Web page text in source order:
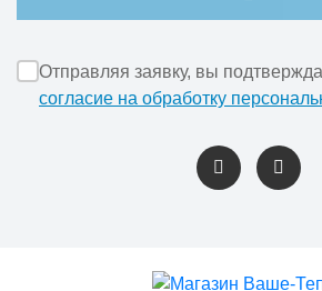
Отправляя заявку, вы
согласие на обработку